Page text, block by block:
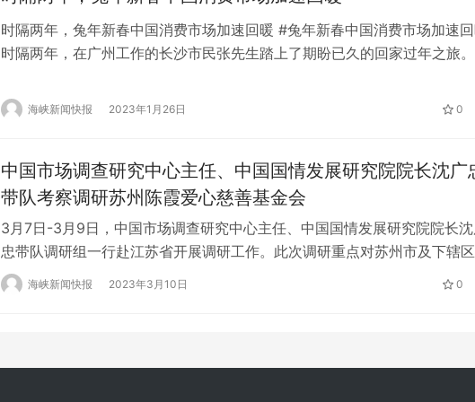
时隔两年，兔年新春中国消费市场加速回暖 #兔年新春中国消费市场加速
时隔两年，在广州工作的长沙市民张先生踏上了期盼已久的回家过年之旅。
买了一件冬季新品“三层被”，开心地发了一条朋友圈:“回家吧！目标:照顾好
海峡新闻快报 2023年1月26日 0
中国市场调查研究中心主任、中国国情发展研究院院长沈广
带队考察调研苏州陈霞爱心慈善基金会
3月7日-3月9日，中国市场调查研究中心主任、中国国情发展研究院院长
忠带队调研组一行赴江苏省开展调研工作。此次调研重点对苏州市及下辖区
县（市）的电子信息、装备制造、生物医药、先进材料等企业进行了实地考
察，助力推进苏州高质量发展、加快成为服务国内国际双循环的重要节点城
海峡新闻快报 2023年3月10日 0